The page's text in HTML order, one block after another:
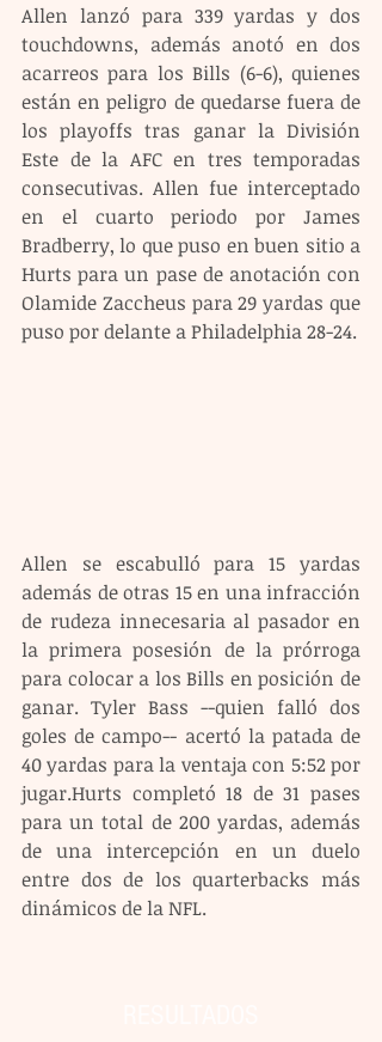
Allen lanzó para 339 yardas y dos
touchdowns, además anotó en dos
acarreos para los Bills (6-6), quienes
están en peligro de quedarse fuera de
los playoffs tras ganar la División
Este de la AFC en tres temporadas
consecutivas. Allen fue interceptado
en el cuarto periodo por James
Bradberry, lo que puso en buen sitio a
Hurts para un pase de anotación con
Olamide Zaccheus para 29 yardas que
puso por delante a Philadelphia 28-24.
Allen se escabulló para 15 yardas
además de otras 15 en una infracción
de rudeza innecesaria al pasador en
la primera posesión de la prórroga
para colocar a los Bills en posición de
ganar. Tyler Bass --quien falló dos
goles de campo-- acertó la patada de
40 yardas para la ventaja con 5:52 por
jugar.Hurts completó 18 de 31 pases
para un total de 200 yardas, además
de una intercepción en un duelo
entre dos de los quarterbacks más
dinámicos de la NFL.